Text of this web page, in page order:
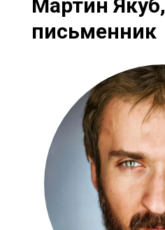
Мартин Якуб,
письменник